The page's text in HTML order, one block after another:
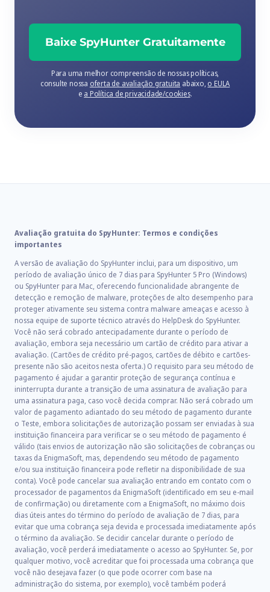
Baixe SpyHunter Gratuitamente
Para uma melhor compreensão de nossas políticas,
consulte nossa oferta de avaliação gratuita abaixo, o EULA
e a Política de privacidade/cookies.
Avaliação gratuita do SpyHunter: Termos e condições
importantes
A versão de avaliação do SpyHunter inclui, para um dispositivo, um
período de avaliação único de 7 dias para SpyHunter 5 Pro (Windows)
ou SpyHunter para Mac, oferecendo funcionalidade abrangente de
detecção e remoção de malware, proteções de alto desempenho para
proteger ativamente seu sistema contra malware ameaças e acesso à
nossa equipe de suporte técnico através do HelpDesk do SpyHunter.
Você não será cobrado antecipadamente durante o período de
avaliação, embora seja necessário um cartão de crédito para ativar a
avaliação. (Cartões de crédito pré-pagos, cartões de débito e cartões-
presente não são aceitos nesta oferta.) O requisito para seu método de
pagamento é ajudar a garantir proteção de segurança contínua e
ininterrupta durante a transição de uma assinatura de avaliação para
uma assinatura paga, caso você decida comprar. Não será cobrado um
valor de pagamento adiantado do seu método de pagamento durante
o Teste, embora solicitações de autorização possam ser enviadas à sua
instituição financeira para verificar se o seu método de pagamento é
válido (tais envios de autorização não são solicitações de cobranças ou
taxas da EnigmaSoft, mas, dependendo seu método de pagamento
e/ou sua instituição financeira pode refletir na disponibilidade de sua
conta). Você pode cancelar sua avaliação entrando em contato com o
processador de pagamentos da EnigmaSoft (identificado em seu e-mail
de confirmação) ou diretamente com a EnigmaSoft, no máximo dois
dias úteis antes do término do período de avaliação de 7 dias, para
evitar que uma cobrança seja devida e processada imediatamente após
o término da avaliação. Se decidir cancelar durante o período de
avaliação, você perderá imediatamente o acesso ao SpyHunter. Se, por
qualquer motivo, você acreditar que foi processada uma cobrança que
você não desejava fazer (o que pode ocorrer com base na
administração do sistema, por exemplo), você também poderá